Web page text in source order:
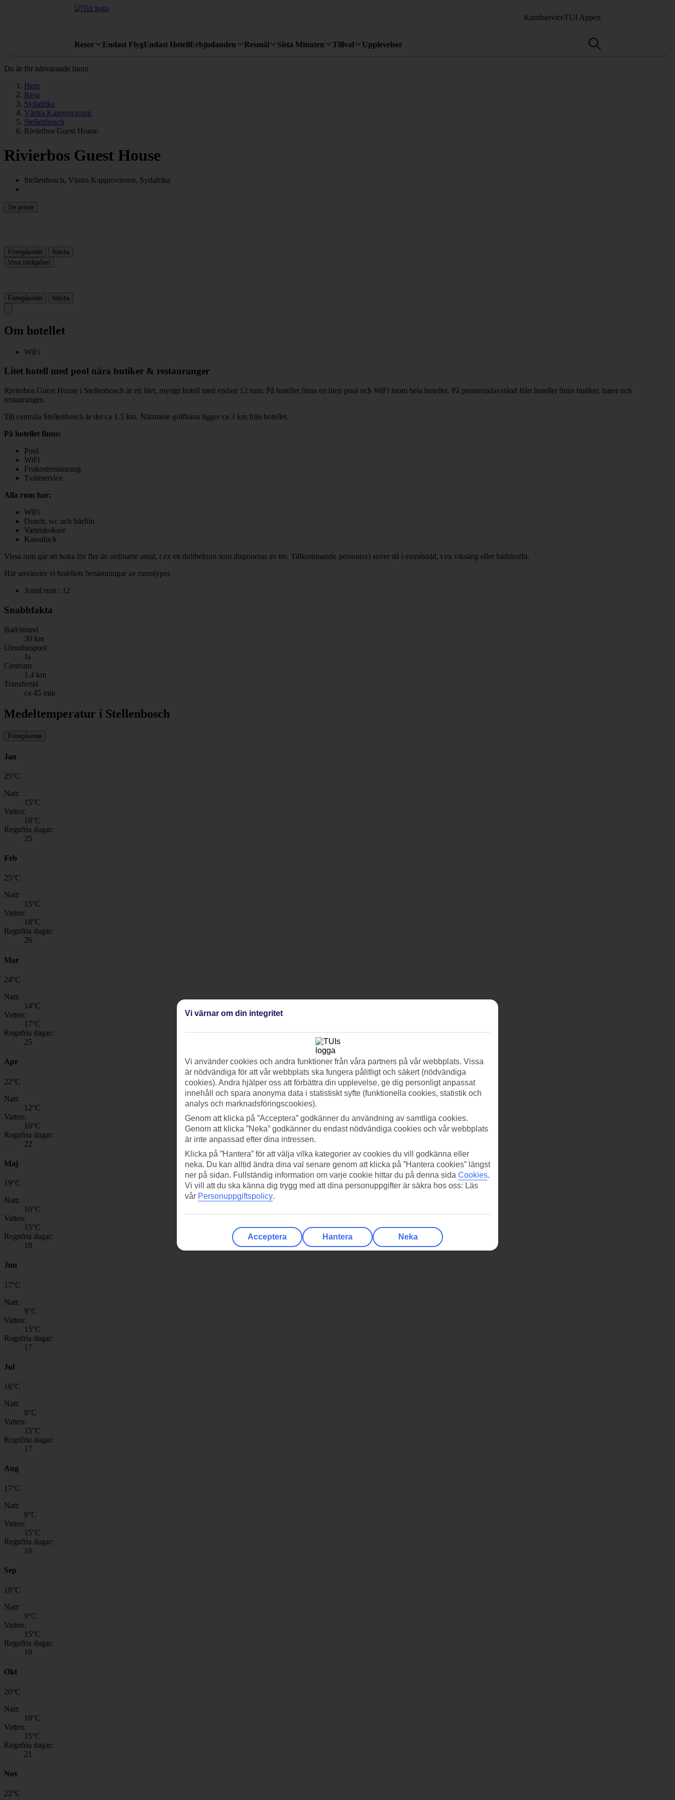
KundserviceTUI Appen
Resor Endast FlygEndast HotellErbjudanden Resmål Sista Minuten Tillval Upplevelser
Du är för närvarande inom
Hem
Resa
Sydafrika
Västra Kapprovinsen
Stellenbosch
Rivierbos Guest House
Rivierbos Guest House
Stellenbosch, Västra Kapprovinsen, Sydafrika
Se priser
Föregående
Nästa
Visa bildgalleri
Föregående Nästa
Om hotellet
WiFi
Litet hotell med pool nära butiker & restauranger
Rivierbos Guest House i Stellenbosch är ett litet, mysigt hotell med endast 12 rum. På hotellet finns en liten pool och WiFi inom hela hotellet. På promenadavstånd från hotellet finns butiker, barer och
restauranger.
Till centrala Stellenbosch är det ca 1.5 km. Närmaste golfbana ligger ca 3 km från hotellet.
På hotellet finns:
Pool
WiFi
Frukostrestaurang
Tvättservice
Alla rum har:
WiFi
Dusch, wc och hårfön
Vattenkokare
Kassafack
Vissa rum går att boka för fler än ordinarie antal, t ex ett dubbelrum som disponeras av tre. Tillkommande person(er) sover då i extrabädd, t ex viksäng eller bäddsoffa.
Här använder vi hotellets benämningar av rumstyper.
Antal rum : 12
Snabbfakta
Bad/strand
30 km
Utomhuspool
Ja
Centrum
1.4 km
Transfertid
ca 45 min
Medeltemperatur i Stellenbosch
Föregående
Jan
25°C
Natt:
15°C
Vatten:
18°C
Regnfria dagar:
25
Feb
25°C
Natt:
15°C
Vatten:
18°C
Regnfria dagar:
26
Mar
24°C
Natt:
14°C
Vatten:
17°C
Regnfria dagar:
25
Apr
22°C
Natt:
12°C
Vatten:
16°C
Regnfria dagar:
22
Maj
19°C
Natt:
10°C
Vatten:
15°C
Regnfria dagar:
18
Jun
17°C
Natt:
9°C
Vatten:
15°C
Regnfria dagar:
17
Jul
16°C
Natt:
8°C
Vatten:
15°C
Regnfria dagar:
17
Aug
17°C
Natt:
8°C
Vatten:
15°C
Regnfria dagar:
16
Sep
18°C
Natt:
9°C
Vatten:
15°C
Regnfria dagar:
19
Okt
20°C
Natt:
10°C
Vatten:
15°C
Regnfria dagar:
21
Nov
22°C
Vi värnar om din integritet
Vi använder cookies och andra funktioner från våra partners på vår webbplats. Vissa
är nödvändiga för att vår webbplats ska fungera pålitligt och säkert (nödvändiga
cookies). Andra hjälper oss att förbättra din upplevelse, ge dig personligt anpassat
innehåll och spara anonyma data i statistiskt syfte (funktionella cookies, statistik och
analys och marknadsföringscookies).
Genom att klicka på ”Acceptera” godkänner du användning av samtliga cookies.
Genom att klicka ”Neka” godkänner du endast nödvändiga cookies och vår webbplats
är inte anpassad efter dina intressen.
Klicka på ”Hantera” för att välja vilka kategorier av cookies du vill godkänna eller
neka. Du kan alltid ändra dina val senare genom att klicka på ”Hantera cookies” längst
ner på sidan. Fullständig information om varje cookie hittar du på denna sida Cookies.
Vi vill att du ska känna dig trygg med att dina personuppgifter är säkra hos oss: Läs
vår Personuppgiftspolicy.
Acceptera Hantera Neka